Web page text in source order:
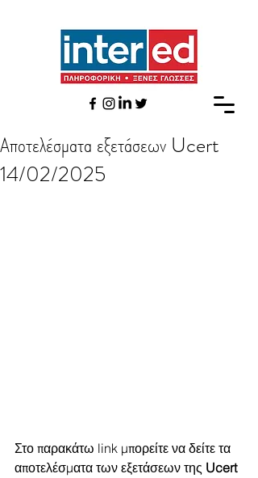
Αποτελέσματα εξετάσεων Ucert
14/02/2025
Στο παρακάτω link μπορείτε να δείτε τα
αποτελέσματα των εξετάσεων της Ucert